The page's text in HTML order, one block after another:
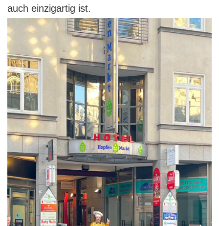
auch einzigartig ist.